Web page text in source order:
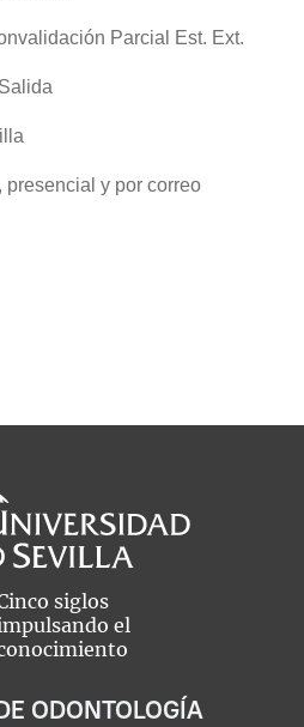
Parcial Est. Ext.
y por correo
siglos
el
ODONTOLOGÍA